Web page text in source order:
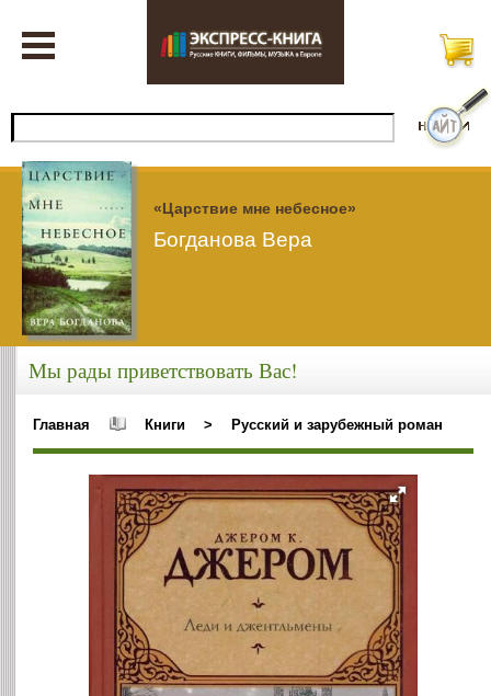
«Царствие мне небесное»
Богданова Вера
Мы рады приветствовать Вас!
Главная Книги > Русский и зарубежный роман